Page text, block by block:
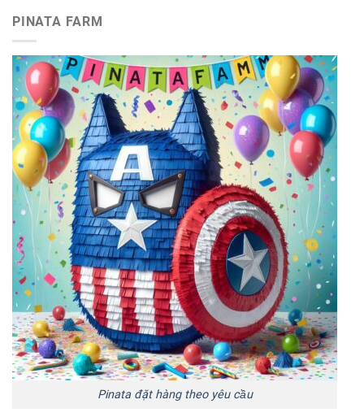
PINATA FARM
Pinata đặt hàng theo yêu cầu